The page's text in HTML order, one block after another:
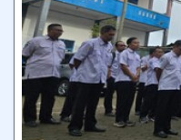
Apel Pagi
Merupakan kegiatan
dilaksanakannya
Muhammadiyah Belik